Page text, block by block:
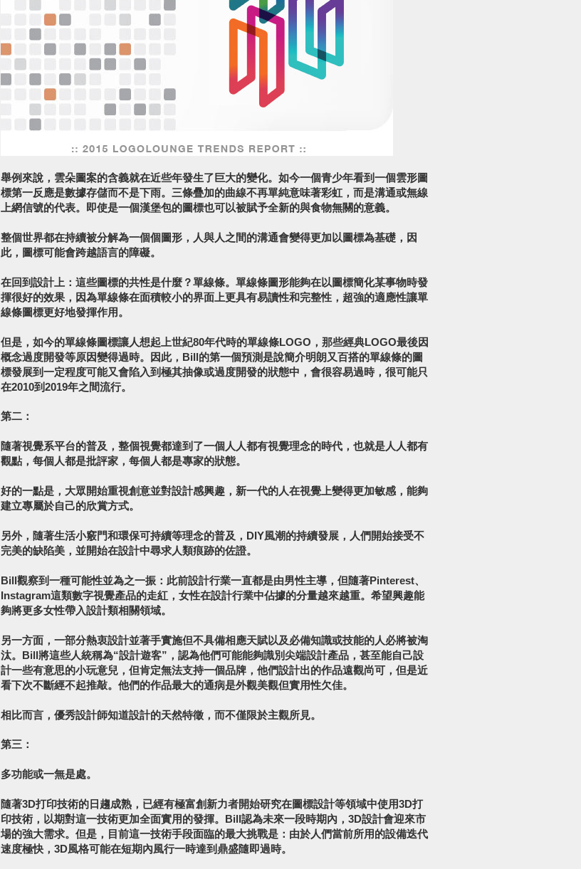
舉例來說，雲朵圖案的含義就在近些年發生了巨大的變化。如今一個青少年看到一個雲形圖
標第一反應是數據存儲而不是下雨。三條疊加的曲線不再單純意味著彩虹，而是溝通或無線
上網信號的代表。即使是一個漢堡包的圖標也可以被賦予全新的與食物無關的意義。
整個世界都在持續被分解為一個個圖形，人與人之間的溝通會變得更加以圖標為基礎，因
此，圖標可能會跨越語言的障礙。
在回到設計上：這些圖標的共性是什麼？單線條。單線條圖形能夠在以圖標簡化某事物時發
揮很好的效果，因為單線條在面積較小的界面上更具有易讀性和完整性，超強的適應性讓單
線條圖標更好地發揮作用。
但是，如今的單線條圖標讓人想起上世紀80年代時的單線條LOGO，那些經典LOGO最後因
概念過度開發等原因變得過時。因此，Bill的第一個預測是說簡介明朗又百搭的單線條的圖
標發展到一定程度可能又會陷入到極其抽像或過度開發的狀態中，會很容易過時，很可能只
在2010到2019年之間流行。
第二：
隨著視覺系平台的普及，整個視覺都達到了一個人人都有視覺理念的時代，也就是人人都有
觀點，每個人都是批評家，每個人都是專家的狀態。
好的一點是，大眾開始重視創意並對設計感興趣，新一代的人在視覺上變得更加敏感，能夠
建立專屬於自己的欣賞方式。
另外，隨著生活小竅門和環保可持續等理念的普及，DIY風潮的持續發展，人們開始接受不
完美的缺陷美，並開始在設計中尋求人類痕跡的佐證。
Bill觀察到一種可能性並為之一振：此前設計行業一直都是由男性主導，但隨著Pinterest、
Instagram這類數字視覺產品的走紅，女性在設計行業中佔據的分量越來越重。希望興趣能
夠將更多女性帶入設計類相關領域。
另一方面，一部分熱衷設計並著手實施但不具備相應天賦以及必備知識或技能的人必將被淘
汰。Bill將這些人統稱為“設計遊客”，認為他們可能能夠識別尖端設計產品，甚至能自己設
計一些有意思的小玩意兒，但肯定無法支持一個品牌，他們設計出的作品遠觀尚可，但是近
看下次不斷經不起推敲。他們的作品最大的通病是外觀美觀但實用性欠佳。
相比而言，優秀設計師知道設計的天然特徵，而不僅限於主觀所見。
第三：
多功能或一無是處。
隨著3D打印技術的日趨成熟，已經有極富創新力者開始研究在圖標設計等領域中使用3D打
印技術，以期對這一技術更加全面實用的發揮。Bill認為未來一段時期內，3D設計會迎來市
場的強大需求。但是，目前這一技術手段面臨的最大挑戰是：由於人們當前所用的設備迭代
速度極快，3D風格可能在短期內風行一時達到鼎盛隨即過時。